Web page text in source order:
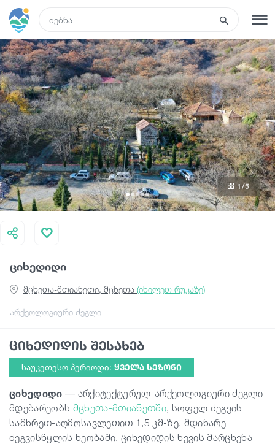
რეგისტრაცია შესვლა
ტურები
სასტუმროები
ტრანსპორტი
რა ვნახოთ
გიდები
საქართველო
ციხედიდი
არქეოლოგიური ძეგლი
მცხეთა-მთიანეთი, მცხეთა (იხილეთ რუკაზე)
1 /5
ციხედიდის შესახებ
საუკეთესო პერიოდი: ᲧᲕᲔᲚᲐ ᲡᲔᲖᲝᲜᲘ
ციხედიდი ― არქიტექტურულ-არქეოლოგიური ძეგლი
მდებარეობს მცხეთა-მთიანეთში, სოფელ ძეგვის
სამხრეთ-აღმოსავლეთით 1,5 კმ-ზე, მდინარე
ძეგვისწყლის ხეობაში, ციხედიდის ხევის მარცხენა